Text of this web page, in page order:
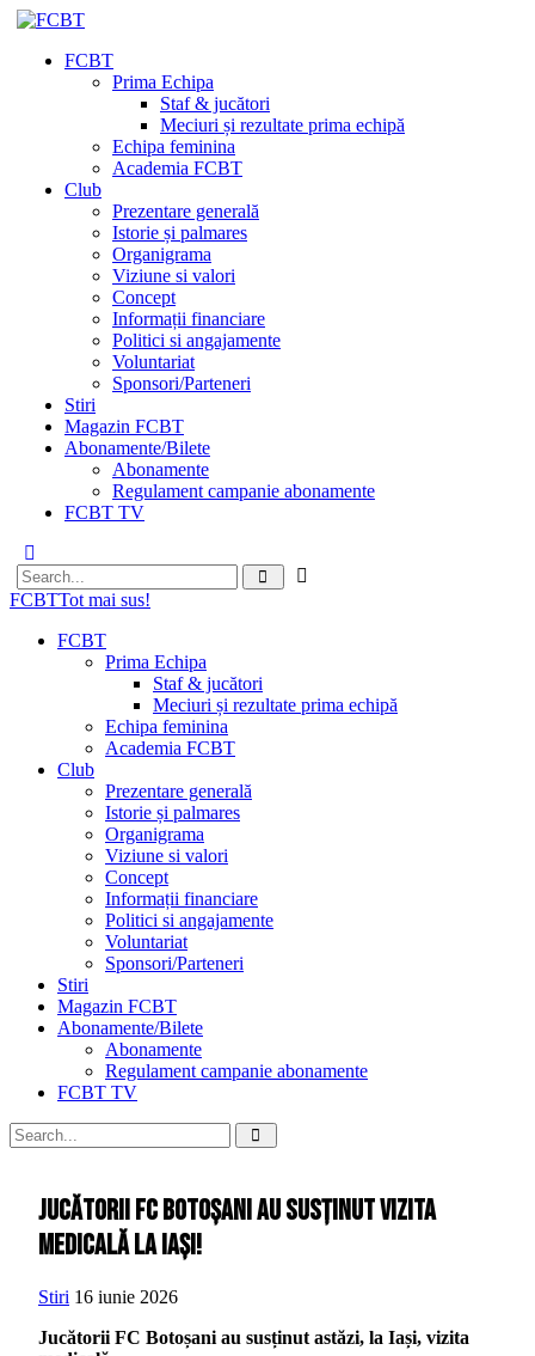
FCBT
Prima Echipa
Staf & jucători
Meciuri și rezultate prima echipă
Echipa feminina
Academia FCBT
Club
Prezentare generală
Istorie și palmares
Organigrama
Viziune si valori
Concept
Informații financiare
Politici si angajamente
Voluntariat
Sponsori/Parteneri
Stiri
Magazin FCBT
Abonamente/Bilete
Abonamente
Regulament campanie abonamente
FCBT TV
FCBTTot mai sus!
FCBT
Prima Echipa
Staf & jucători
Meciuri și rezultate prima echipă
Echipa feminina
Academia FCBT
Club
Prezentare generală
Istorie și palmares
Organigrama
Viziune si valori
Concept
Informații financiare
Politici si angajamente
Voluntariat
Sponsori/Parteneri
Stiri
Magazin FCBT
Abonamente/Bilete
Abonamente
Regulament campanie abonamente
FCBT TV
Jucătorii FC Botoșani au susținut vizita
medicală la Iași!
Stiri 16 iunie 2026
Jucătorii FC Botoșani au susținut astăzi, la Iași, vizita